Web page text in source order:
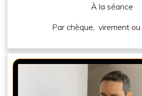
À la séance
Par chèque virementou